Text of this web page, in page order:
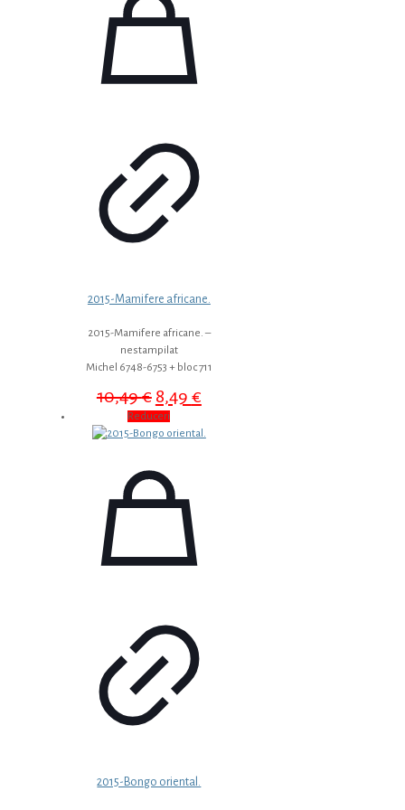
2015-Mamifere africane.
2015-Mamifere africane. –
nestampilat
Michel 6748-6753 + bloc 711
10,49€ Prețul
inițial
a
8,49 €Prețul
curent
este:
Reduceri
2015-Bongo oriental.